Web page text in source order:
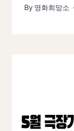
By 영화희망소